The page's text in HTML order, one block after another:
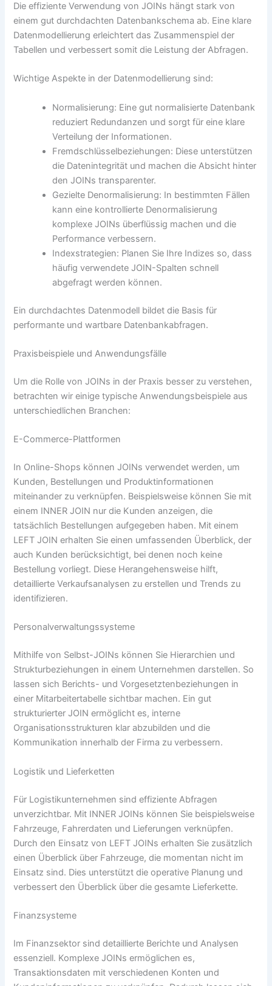
Die effiziente Verwendung von JOINs hängt stark von
einem gut durchdachten Datenbankschema ab. Eine klare
Datenmodellierung erleichtert das Zusammenspiel der
Tabellen und verbessert somit die Leistung der Abfragen.
Wichtige Aspekte in der Datenmodellierung sind:
Normalisierung: Eine gut normalisierte Datenbank
reduziert Redundanzen und sorgt für eine klare
Verteilung der Informationen.
Fremdschlüsselbeziehungen: Diese unterstützen
die Datenintegrität und machen die Absicht hinter
den JOINs transparenter.
Gezielte Denormalisierung: In bestimmten Fällen
kann eine kontrollierte Denormalisierung
komplexe JOINs überflüssig machen und die
Performance verbessern.
Indexstrategien: Planen Sie Ihre Indizes so, dass
häufig verwendete JOIN-Spalten schnell
abgefragt werden können.
Ein durchdachtes Datenmodell bildet die Basis für
performante und wartbare Datenbankabfragen.
Praxisbeispiele und Anwendungsfälle
Um die Rolle von JOINs in der Praxis besser zu verstehen,
betrachten wir einige typische Anwendungsbeispiele aus
unterschiedlichen Branchen:
E-Commerce-Plattformen
In Online-Shops können JOINs verwendet werden, um
Kunden, Bestellungen und Produktinformationen
miteinander zu verknüpfen. Beispielsweise können Sie mit
einem INNER JOIN nur die Kunden anzeigen, die
tatsächlich Bestellungen aufgegeben haben. Mit einem
LEFT JOIN erhalten Sie einen umfassenden Überblick, der
auch Kunden berücksichtigt, bei denen noch keine
Bestellung vorliegt. Diese Herangehensweise hilft,
detaillierte Verkaufsanalysen zu erstellen und Trends zu
identifizieren.
Personalverwaltungssysteme
Mithilfe von Selbst-JOINs können Sie Hierarchien und
Strukturbeziehungen in einem Unternehmen darstellen. So
lassen sich Berichts- und Vorgesetztenbeziehungen in
einer Mitarbeitertabelle sichtbar machen. Ein gut
strukturierter JOIN ermöglicht es, interne
Organisationsstrukturen klar abzubilden und die
Kommunikation innerhalb der Firma zu verbessern.
Logistik und Lieferketten
Für Logistikunternehmen sind effiziente Abfragen
unverzichtbar. Mit INNER JOINs können Sie beispielsweise
Fahrzeuge, Fahrerdaten und Lieferungen verknüpfen.
Durch den Einsatz von LEFT JOINs erhalten Sie zusätzlich
einen Überblick über Fahrzeuge, die momentan nicht im
Einsatz sind. Dies unterstützt die operative Planung und
verbessert den Überblick über die gesamte Lieferkette.
Finanzsysteme
Im Finanzsektor sind detaillierte Berichte und Analysen
essenziell. Komplexe JOINs ermöglichen es,
Transaktionsdaten mit verschiedenen Konten und